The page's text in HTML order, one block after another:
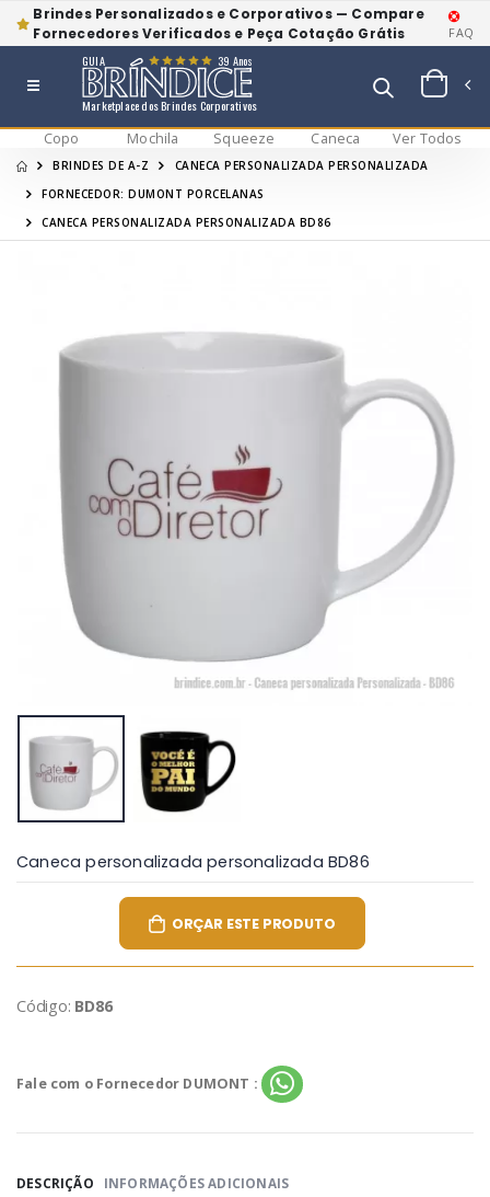
Brindes Personalizados e Corporativos — Compare
Fornecedores Verificados e Peça Cotação Grátis
FAQ
Marketplace dos Brindes Corporativos
GUIA 39 Anos
Copo Mochila Squeeze Caneca Ver Todos
BRINDES DE A-Z
CANECA PERSONALIZADA PERSONALIZADA
FORNECEDOR: DUMONT PORCELANAS
CANECA PERSONALIZADA PERSONALIZADA BD86
Caneca personalizada personalizada BD86
ORÇAR ESTE PRODUTO
Código: BD86
Fale com o Fornecedor DUMONT :
DESCRIÇÃO INFORMAÇÕES ADICIONAIS